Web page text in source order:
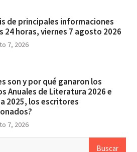
de principales informaciones
24 horas, viernes 7 agosto 2026
7, 2026
son y por qué ganaron los
Anuales de Literatura 2026 e
2025, los escritores
7, 2026